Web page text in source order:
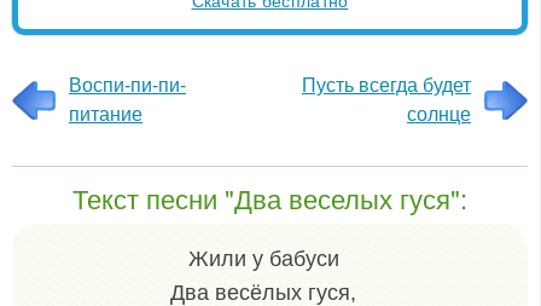
Воспи-пи-пи-
питание
Пусть всегда будет
солнце
Текст песни "Два веселых гуся":
Жили у бабуси
Два весёлых гуся,